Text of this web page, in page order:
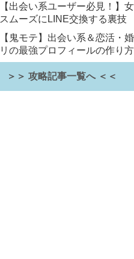
【出会い系ユーザー必見！】
スムーズにLINE交換する裏技
【鬼モテ】出会い系＆恋活・
リの最強プロフィールの作り方
＞＞ 攻略記事一覧へ ＜＜